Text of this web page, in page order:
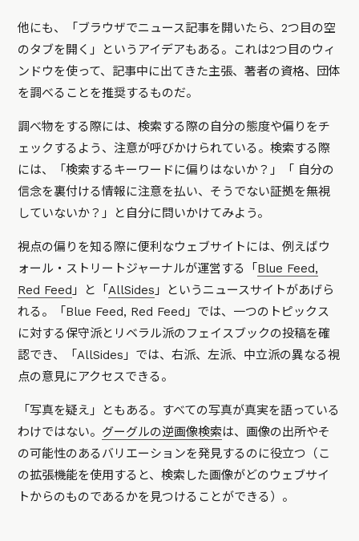
他にも、「ブラウザでニュース記事を開いたら、2つ目の空
のタブを開く」というアイデアもある。これは2つ目のウィ
ンドウを使って、記事中に出てきた主張、著者の資格、団体
を調べることを推奨するものだ。
調べ物をする際には、検索する際の自分の態度や偏りをチ
ェックするよう、注意が呼びかけられている。検索する際
には、「検索するキーワードに偏りはないか？」「 自分の
信念を裏付ける情報に注意を払い、そうでない証拠を無視
していないか？」と自分に問いかけてみよう。
視点の偏りを知る際に便利なウェブサイトには、例えばウ
ォール・ストリートジャーナルが運営する「 Blue Feed,
Red Feed 」と「AllSides 」というニュースサイトがあげら
れる。「Blue Feed, Red Feed」では、一つのトピックス
に対する保守派とリベラル派のフェイスブックの投稿を確
認でき、「AllSides」では、右派、左派、中立派の異なる視
点の意見にアクセスできる。
「写真を疑え」ともある。すべての写真が真実を語っている
わけではない。 グーグルの逆画像検索は、画像の出所やそ
の可能性のあるバリエーションを発見するのに役立つ（こ
の拡張機能を使用すると、検索した画像がどのウェブサイ
トからのものであるかを見つけることができる）。